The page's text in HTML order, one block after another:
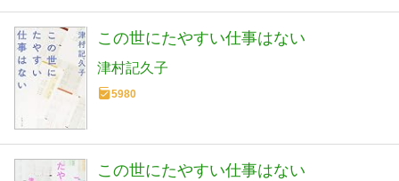
この世にたやすい仕事はない
津村記久子
5980
この世にたやすい仕事はない